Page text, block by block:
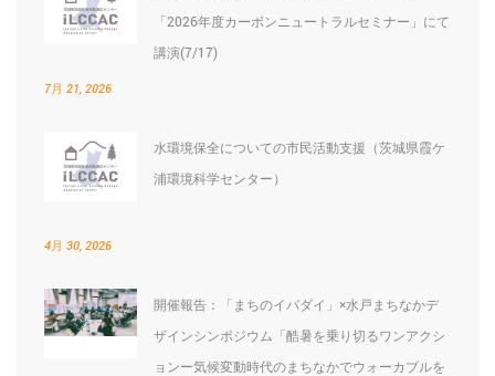
「2026年度カーボンニュートラルセミナー」にて
講演(7/17)
7月 21, 2026
水環境保全についての市民活動支援（茨城県霞ケ
浦環境科学センター）
4月 30, 2026
開催報告：「まちのイバダイ」×水戸まちなかデ
ザインシンポジウム「酷暑を乗り切るワンアクシ
ョンー気候変動時代のまちなかでウォーカブルを